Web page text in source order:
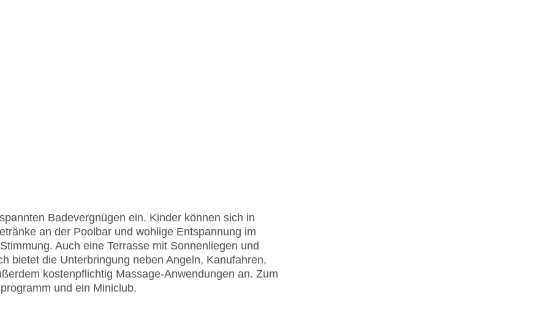
Badevergnügen ein. Kinder können sich in
an der Poolbar und wohlige Entspannung im
Auch eine Terrasse mit Sonnenliegen und
bietet die Unterbringung neben Angeln, Kanufahren,
kostenpflichtig Massage-Anwendungen an. Zum
und ein Miniclub.